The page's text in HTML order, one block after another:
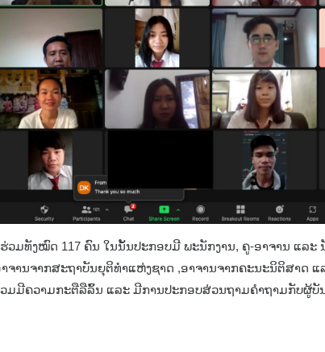
ວມທັງໝົດ 117 ຄົນ ໃນນັ້ນປະກອບມີ ພະນັກງານ, ຄູ-ອາຈານ ແລະ
ຈານຈາກສະຖາບັນຍຸຕິທຳແຫ່ງຊາດ ,ອາຈານຈາກຄະນະນິຕິສາດ ແ
ມມີຄວາມກະຕືລືລົ້ນ ແລະ ມີການປະກອບສ່ວນຖາມຄຳຖາມກັບຜູ້ບັ